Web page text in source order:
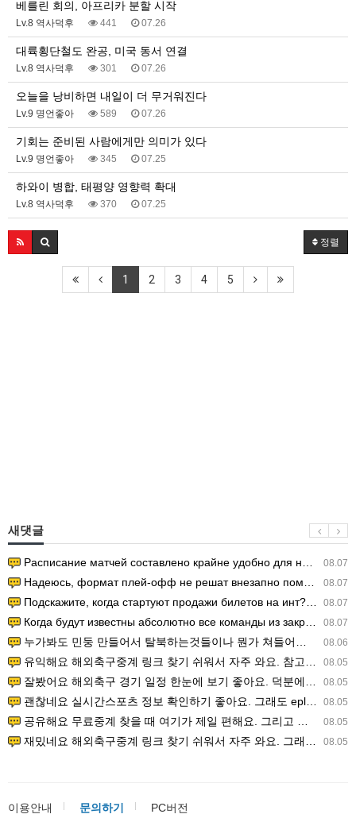
베를린 회의, 아프리카 분할 시작
Lv.8 역사덕후 441 07.26
대륙횡단철도 완공, 미국 동서 연결
Lv.8 역사덕후 301 07.26
오늘을 낭비하면 내일이 더 무거워진다
Lv.9 명언좋아 589 07.26
기회는 준비된 사람에게만 의미가 있다
Lv.9 명언좋아 345 07.25
하와이 병합, 태평양 영향력 확대
Lv.8 역사덕후 370 07.25
정렬
1 2 3 4 5
새댓글
08.07
Расписание матчей составлено крайне удобно для нашего часово…
08.07
Надеюсь, формат плей-офф не решат внезапно поменять. https:/…
08.07
Подскажите, когда стартуют продажи билетов на инт? https://g…
08.07
Когда будут известны абсолютно все команды из закрытых квали…
08.06
누가봐도 민둥 만들어서 탈북하는것들이나 뭔가 쳐들어오는 낌새를 미리 알아차리기 위함이지 저걸 전쟁준비라고 하…
08.05
유익해요 해외축구중계 링크 찾기 쉬워서 자주 와요. 참고로 무료스포츠중계 정보 확인할 때 출처 꼭 체크해요.…
08.05
잘봤어요 해외축구 경기 일정 한눈에 보기 좋아요. 덕분에 epl중계 볼 때 공식 중계 채널 먼저 찾아봐요. …
08.05
괜찮네요 실시간스포츠 정보 확인하기 좋아요. 그래도 epl중계 볼 때 공식 중계 채널 먼저 찾아봐요. 북마크…
08.05
공유해요 무료중계 찾을 때 여기가 제일 편해요. 그리고 무료스포츠중계 정보 확인할 때 출처 꼭 체크해요. 앞…
08.05
재밌네요 해외축구중계 링크 찾기 쉬워서 자주 와요. 그래서 해외축구중계도 정식 서비스로 봐야 안전해요. 다음…
이용안내 문의하기 PC버전